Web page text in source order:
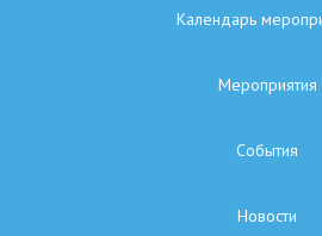
Календарь
Мероприятия
Cобытия
Hовости